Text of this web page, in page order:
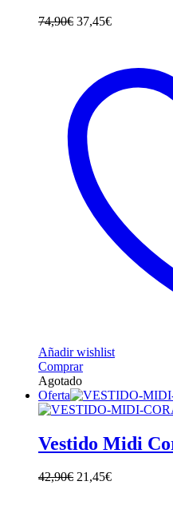
74,90€ 37,45€
Añadir wishlist
ComprarEste
tiene
múltiples
Las
opciones
pueden
Agotado
Oferta
Vestido Midi
42,90€ 21,45€